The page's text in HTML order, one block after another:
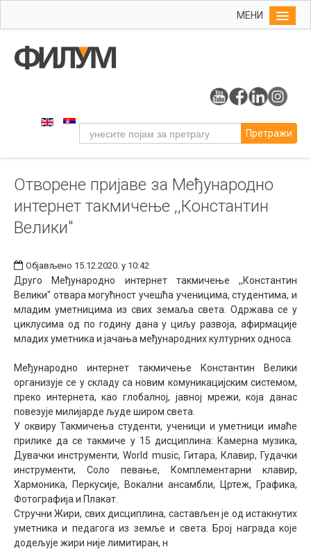
МЕНИ
Упис
Уметност
Музичка уметност
Примењена и ликовна уметност
Галерија
Библиотека
Студенти
Међународна
Претражи
Отворене пријаве за Међународно
интернет такмичење ,,Константин
Велики"
Објављено 15.12.2020. у 10:42
Друго Међународно интернет такмичење ,,Константин
Велики" отвара могућност учешћа ученицима, студентима, и
младим уметницима из свих земаља света. Одржава се у
циклусима од по годину дана у циљу развоја, афирмације
младих уметника и јачања међународних културних односа.
Међународно интернет такмичење Константин Велики
организује се у складу са новим комуникацијским системом,
преко интернета, као глобалној, јавној мрежи, која данас
повезује милијарде људе широм света.
У оквиру Такмичења студенти, ученици и уметници имаће
прилике да се такмиче у 15 дисциплина: Камерна музика,
Дувачки инструменти, World music, Гитара, Клавир, Гудачки
инструменти, Соло певање, Комплементарни клавир,
Хармоника, Перкусије, Вокални ансамбли, Цртеж, Графика,
Фотографија и Плакат.
Стручни Жири, свих дисциплина, састављен је од истакнутих
уметника и педагога из земље и света. Број награда које
додељује жири није лимитиран, н